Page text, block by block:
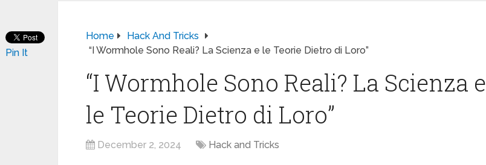
Home
Hack And Tricks
“I Wormhole Sono Reali? La Scienza e le Teorie Dietro di Loro”
“I Wormhole Sono Reali? La Scienza e
le Teorie Dietro di Loro”
December 2, 2024 Hack and Tricks
Pin It